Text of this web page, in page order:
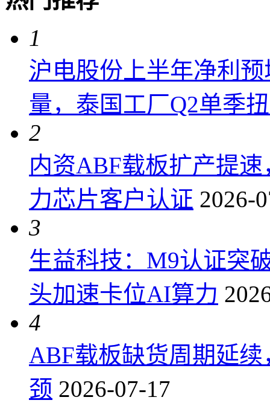
1
沪电股份上半年净利
量，泰国工厂Q2单季
2
内资ABF载板扩产提
力芯片客户认证 2026-
3
生益科技：M9认证突
头加速卡位AI算力
4
ABF载板缺货周期延
颈 2026-07-17